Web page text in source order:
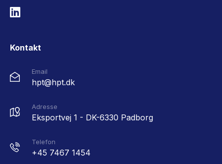
Kontakt
Email
hpt@hpt.dk
Adresse
Eksportvej 1 - DK-6330 Padborg
Telefon
+45 7467 1454